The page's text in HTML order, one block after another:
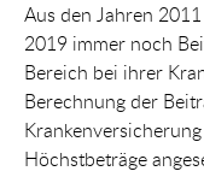
Aus den Jahren
2019 immer noch
Bereich bei ihrer
Berechnung der
Höchstbeträge